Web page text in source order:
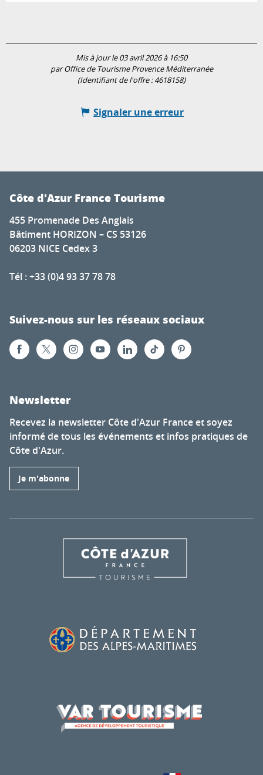
Mis à jour le 03 avril 2026 à 16:50
par Office de Tourisme Provence Méditerranée
(Identifiant de l'offre :4618158)
Signaler une erreur
Côte d'Azur France Tourisme
455 Promenade Des Anglais
Bâtiment HORIZON – CS 53126
06203 NICE Cedex 3
Tél : +33 (0)4 93 37 78 78
Suivez-nous sur les réseaux sociaux
Newsletter
Recevez la newsletter Côte d'Azur France et soyez
informé de tous les événements et infos pratiques de
Côte d'Azur.
Je m'abonne